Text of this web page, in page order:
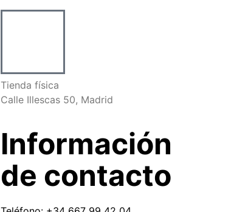
Tienda física
Calle Illescas 50, Madrid
Información
de contacto